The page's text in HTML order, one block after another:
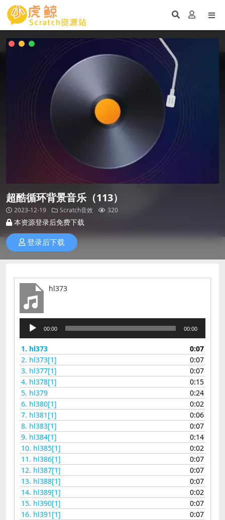
超酷循环背景音乐（113）
2023-12-19 Scratch音效 320
本资源登录后免费下载
登录后下载
hl373
播
放
器
00:00 00:00
1. hl373
0:07
2. hl373[1]
0:07
3. hl377[1]
0:07
4. hl378[1]
0:15
5. hl379
0:24
6. hl380[1]
0:02
7. hl381[1]
0:06
8. hl383[1]
0:07
9. hl384[1]
0:14
10. hl385[1]
0:02
11. hl386[1]
0:07
12. hl387[1]
0:07
13. hl388[1]
0:07
14. hl389[1]
0:02
15. hl390[1]
0:07
16. hl391[1]
0:07